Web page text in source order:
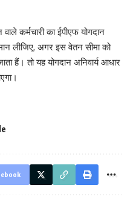
कर्मचारी का ईपीएफ योगदान
लीजिए, अगर इस वेतन सीमा को
हैं। तो यह योगदान अनिवार्य आधार